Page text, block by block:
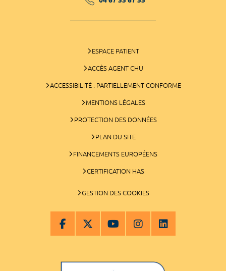
ESPACE PATIENT
ACCÈS AGENT CHU
ACCESSIBILITÉ : PARTIELLEMENT CONFORME
MENTIONS LÉGALES
PROTECTION DES DONNÉES
PLAN DU SITE
FINANCEMENTS EUROPÉENS
CERTIFICATION HAS
GESTION DES COOKIES